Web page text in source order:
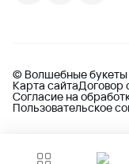
© Волшебные
Карта сайтаДоговор
Согласие на
Пользовательское